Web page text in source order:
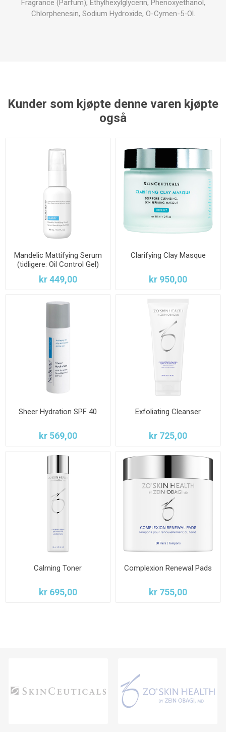
Fragrance (Parfum), Ethylhexylglycerin, Phenoxyethanol,
Chlorphenesin, Sodium Hydroxide, O-Cymen-5-Ol.
Kunder som kjøpte denne varen kjøpte
også
Mandelic Mattifying Serum
(tidligere: Oil Control Gel)
kr 449,00
Clarifying Clay Masque
kr 950,00
Sheer Hydration SPF 40
kr 569,00
Exfoliating Cleanser
kr 725,00
Calming Toner
kr 695,00
Complexion Renewal Pads
kr 755,00